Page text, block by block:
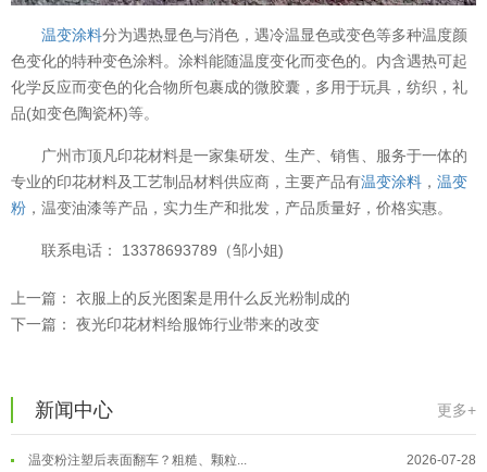
温变涂料分为遇热显色与消色，遇冷温显色或变色等多种温度颜
色变化的特种变色涂料。涂料能随温度变化而变色的。内含遇热可起
化学反应而变色的化合物所包裹成的微胶囊，多用于玩具，纺织，礼
品(如变色陶瓷杯)等。
广州市顶凡印花材料是一家集研发、生产、销售、服务于一体的
专业的印花材料及工艺制品材料供应商，主要产品有温变涂料 ， 温变
粉 ，温变油漆等产品，实力生产和批发，产品质量好，价格实惠。
联系电话： 13378693789（邹小姐)
上一篇： 衣服上的反光图案是用什么反光粉制成的
下一篇： 夜光印花材料给服饰行业带来的改变
新闻中心 更多+
温变粉适合做热变还是冷变？ 2026-08-04
温变粉注塑后表面翻车？粗糙、颗粒... 2026-07-28